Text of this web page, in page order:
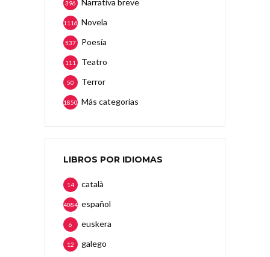
396
Novela
1116
Poesía
537
Teatro
111
Terror
50
Más categorias
1850
LIBROS POR IDIOMAS
català
14
español
4084
euskera
6
galego
12